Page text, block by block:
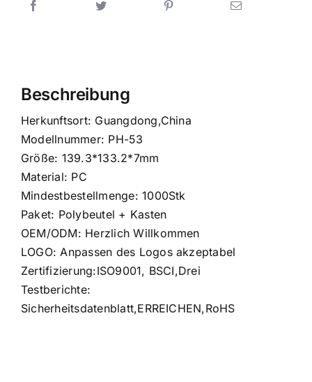
Beschreibung
Herkunftsort: Guangdong,China
Modellnummer: PH-53
Größe: 139.3*133.2*7mm
Material: PC
Mindestbestellmenge: 1000Stk
Paket: Polybeutel + Kasten
OEM/ODM: Herzlich Willkommen
LOGO: Anpassen des Logos akzeptabel
Zertifizierung:ISO9001, BSCI,Drei
Testberichte:
Sicherheitsdatenblatt,ERREICHEN,RoHS